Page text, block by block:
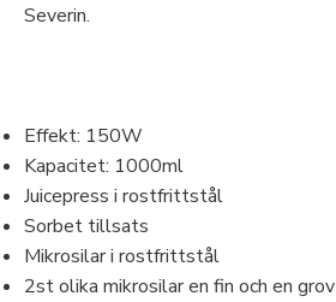
Severin.
Effekt: 150W
Kapacitet: 1000ml
Juicepress i rostfrittstål
Sorbet tillsats
Mikrosilar i rostfrittstål
2st olika mikrosilar en fin och en grov